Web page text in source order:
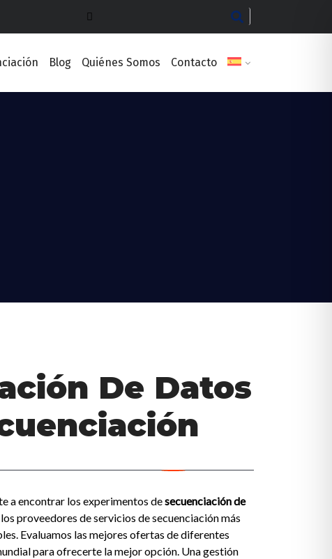
Blog Quiénes Somos Contacto
De Datos
a encontrar los experimentos desecuenciación de
proveedores de servicios de secuenciación más
Evaluamos las mejores ofertas de diferentes
para ofrecerte la mejor opción. Una gestión